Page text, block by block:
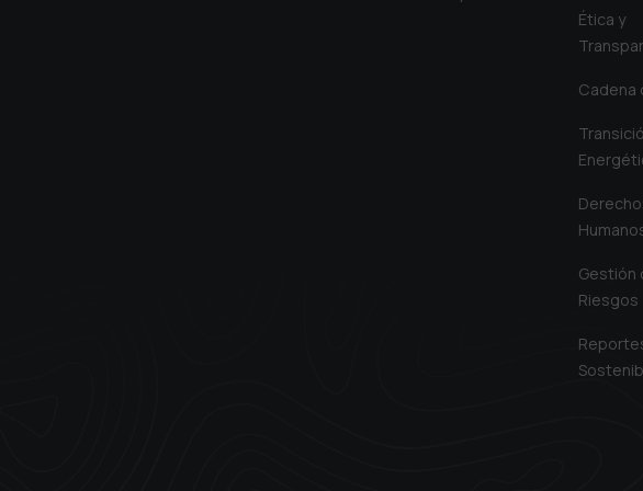
Ética y
Cadena
Gestión
Riesgos